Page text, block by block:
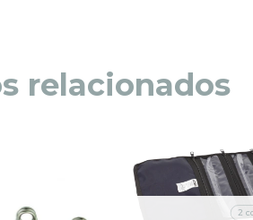
relacionados
2